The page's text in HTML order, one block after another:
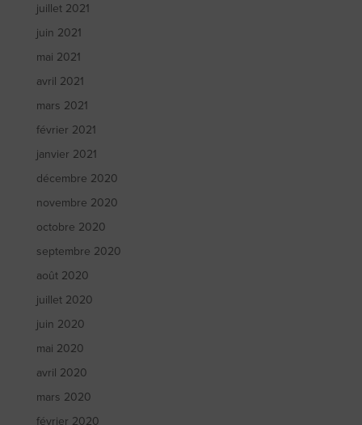
juillet 2021
juin 2021
mai 2021
avril 2021
mars 2021
février 2021
janvier 2021
décembre 2020
novembre 2020
octobre 2020
septembre 2020
août 2020
juillet 2020
juin 2020
mai 2020
avril 2020
mars 2020
février 2020